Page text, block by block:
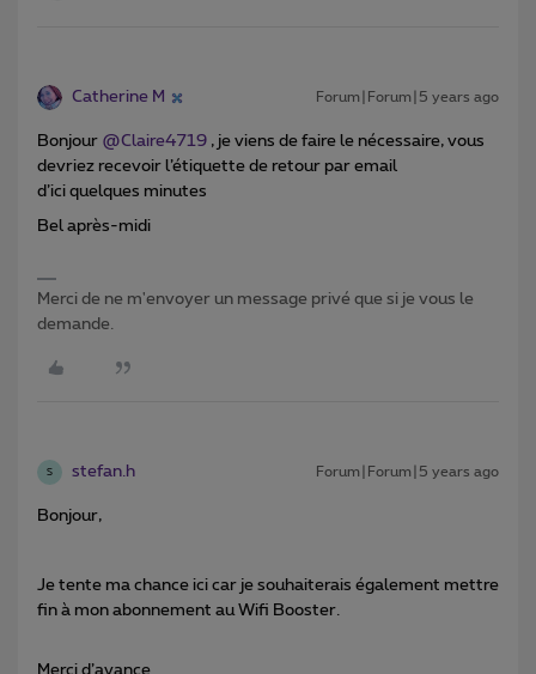
Catherine M Forum|Forum|5 years ago
Bonjour @Claire4719 , je viens de faire le nécessaire, vous
devriez recevoir l’étiquette de retour par email
d’ici quelques minutes
Bel après-midi
Merci de ne m'envoyer un message privé que si je vous le
demande.
S stefan.h Forum|Forum|5 years ago
Bonjour,
Je tente ma chance ici car je souhaiterais également mettre
fin à mon abonnement au Wifi Booster.
Merci d’avance